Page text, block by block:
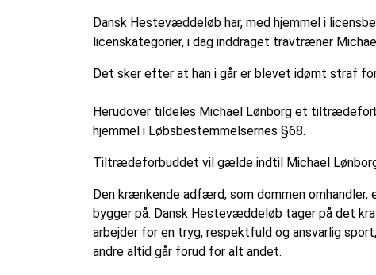
Dansk Hestevæddeløb har, med hjemmel i
licenskategorier, i dag inddraget travtræner
Det sker efter at han i går er blevet idømt straf
Herudover tildeles Michael Lønborg et
hjemmel i Løbsbestemmelsernes §68.
Tiltrædeforbuddet vil gælde indtil Michael
Den krænkende adfærd, som dommen
bygger på. Dansk Hestevæddeløb tager på det
arbejder for en tryg, respektfuld og ansvarlig
andre altid går forud for alt andet.